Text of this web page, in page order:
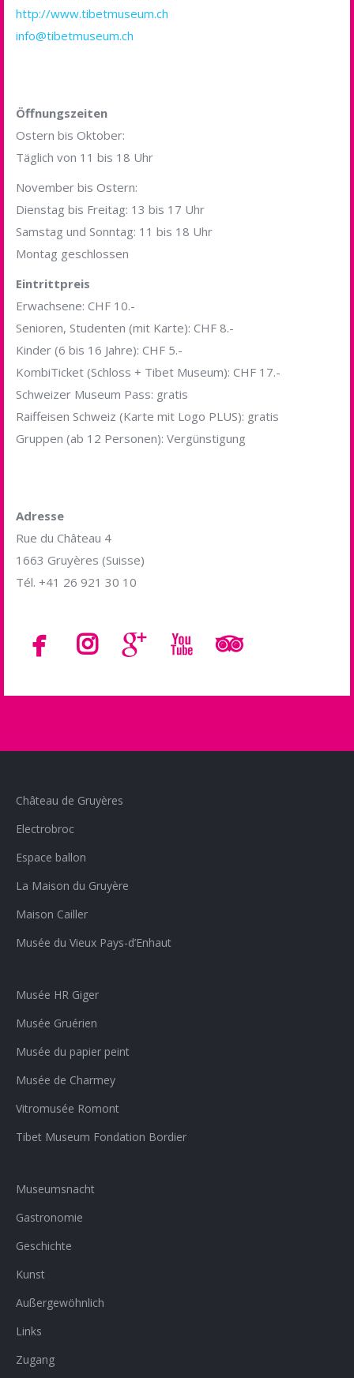
http://www.tibetmuseum.ch
info@tibetmuseum.ch
Öffnungszeiten
Ostern bis Oktober:
Täglich von 11 bis 18 Uhr
November bis Ostern:
Dienstag bis Freitag: 13 bis 17 Uhr
Samstag und Sonntag: 11 bis 18 Uhr
Montag geschlossen
Eintrittpreis
Erwachsene: CHF 10.-
Senioren, Studenten (mit Karte): CHF 8.-
Kinder (6 bis 16 Jahre): CHF 5.-
KombiTicket (Schloss + Tibet Museum): CHF 17.-
Schweizer Museum Pass: gratis
Raiffeisen Schweiz (Karte mit Logo PLUS): gratis
Gruppen (ab 12 Personen): Vergünstigung
Adresse
Rue du Château 4
1663 Gruyères (Suisse)
Tél. +41 26 921 30 10
Château de Gruyères
Electrobroc
Espace ballon
La Maison du Gruyère
Maison Cailler
Musée du Vieux Pays-d’Enhaut
Musée HR Giger
Musée Gruérien
Musée du papier peint
Musée de Charmey
Vitromusée Romont
Tibet Museum Fondation Bordier
Museumsnacht
Gastronomie
Geschichte
Kunst
Außergewöhnlich
Links
Zugang